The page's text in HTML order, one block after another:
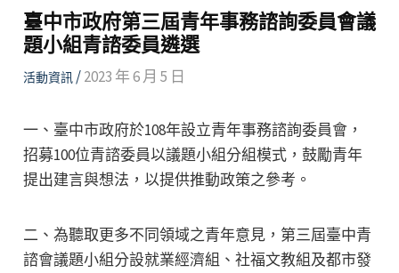
臺中市政府第三屆青年事務諮詢委員會議
題小組青諮委員遴選
活動資訊/2023 年 6 月 5 日
一、臺中市政府於108年設立青年事務諮詢委員會，
招募100位青諮委員以議題小組分組模式，鼓勵青年
提出建言與想法，以提供推動政策之參考。
二、為聽取更多不同領域之青年意見，第三屆臺中青
諮會議題小組分設就業經濟組、社福文教組及都市發